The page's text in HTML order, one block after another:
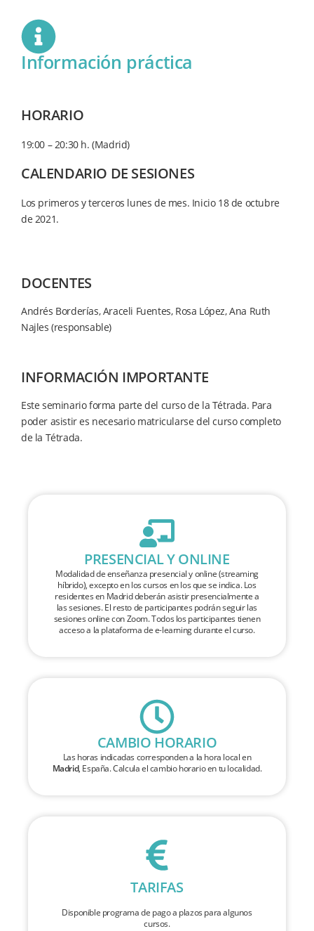
Información práctica
HORARIO
19:00 – 20:30 h. (Madrid)
CALENDARIO DE SESIONES
Los primeros y terceros lunes de mes. Inicio 18 de octubre
de 2021.
DOCENTES
Andrés Borderías, Araceli Fuentes, Rosa López, Ana Ruth
Najles (responsable)
INFORMACIÓN IMPORTANTE
Este seminario forma parte del curso de la Tétrada. Para
poder asistir es necesario matricularse del curso completo
de la Tétrada.
PRESENCIAL Y ONLINE
Modalidad de enseñanza presencial y online (streaming
híbrido), excepto en los cursos en los que se indica. Los
residentes en Madrid deberán asistir presencialmente a
las sesiones. El resto de participantes podrán seguir las
sesiones online con Zoom. Todos los participantes tienen
acceso a la plataforma de e-learning durante el curso.
CAMBIO HORARIO
Las horas indicadas corresponden a la hora local en
Madrid, España. Calcula el cambio horario en tu localidad.
TARIFAS
Disponible programa de pago a plazos para algunos
cursos.